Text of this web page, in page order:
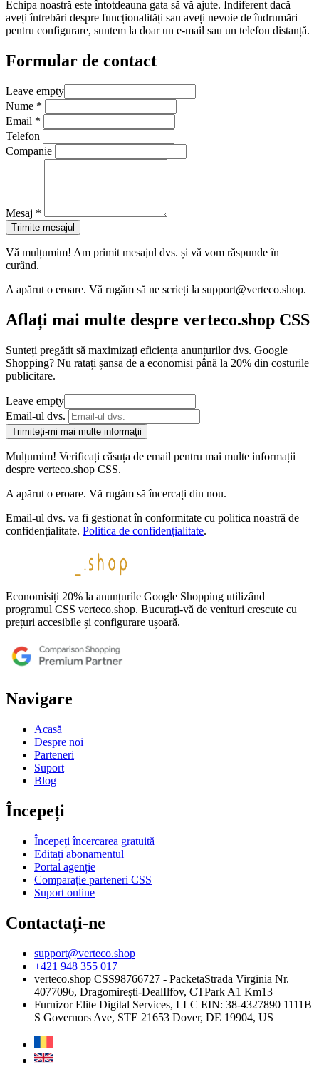
Echipa noastră este întotdeauna gata să vă ajute. Indiferent dacă
aveți întrebări despre funcționalități sau aveți nevoie de îndrumări
pentru configurare, suntem la doar un e-mail sau un telefon distanță.
Formular de contact
Leave empty
Nume *
Email *
Telefon
Companie
Mesaj *
Trimite mesajul
Vă mulțumim! Am primit mesajul dvs. și vă vom răspunde în
curând.
A apărut o eroare. Vă rugăm să ne scrieți la support@verteco.shop.
Aflați mai multe despre verteco.shop CSS
Sunteți pregătit să maximizați eficiența anunțurilor dvs. Google
Shopping? Nu ratați șansa de a economisi până la 20% din costurile
publicitare.
Leave empty
Email-ul dvs.
Trimiteți-mi mai multe informații
Mulțumim! Verificați căsuța de email pentru mai multe informații
despre verteco.shop CSS.
A apărut o eroare. Vă rugăm să încercați din nou.
Email-ul dvs. va fi gestionat în conformitate cu politica noastră de
confidențialitate. Politica de confidențialitate.
Economisiți 20% la anunțurile Google Shopping utilizând
programul CSS verteco.shop. Bucurați-vă de venituri crescute cu
prețuri accesibile și configurare ușoară.
Navigare
Acasă
Despre noi
Parteneri
Suport
Blog
Începeți
Începeți încercarea gratuită
Editați abonamentul
Portal agenție
Comparație parteneri CSS
Suport online
Contactați-ne
support@verteco.shop
+421 948 355 017
verteco.shop CSS98766727 - PacketaStrada Virginia Nr.
4077096, Dragomirești-DealIlfov, CTPark A1 Km13
Furnizor Elite Digital Services, LLC EIN: 38-4327890 1111B
S Governors Ave, STE 21653 Dover, DE 19904, US